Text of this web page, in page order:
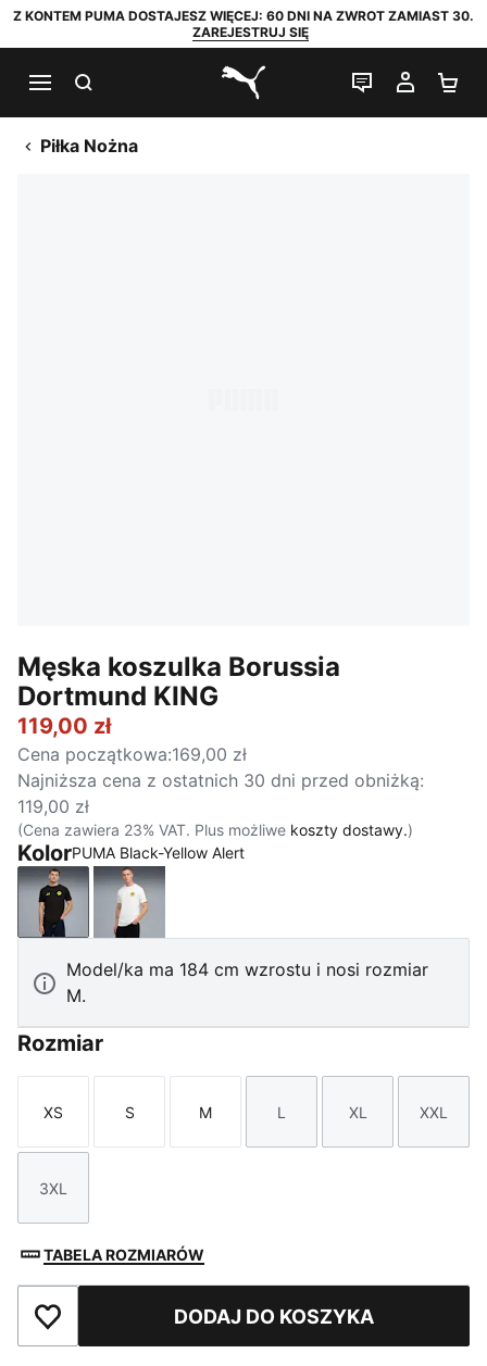
Z KONTEM PUMA DOSTAJESZ WIĘCEJ: 60 DNI NA ZWROT ZAMIAST 30.
ZAREJESTRUJ SIĘ
PUMA.com
CZAT NA
MOJE
Piłka Nożna
Męska koszulka Borussia
Dortmund KING
119,00 zł
Cena początkowa:169,00 zł
Najniższa cena z ostatnich 30 dni przed obniżką:
119,00 zł
(Cena zawiera 23% VAT. Plus możliwe koszty dostawy.)
KolorPUMA Black-Yellow Alert
PUMA Black-Yellow Alert
PUMA White-Yellow Sizzle
Model/ka ma 184 cm wzrostu i nosi rozmiar
M.
Rozmiar
Rozmiar
XS
Rozmiar
S
Rozmiar
M
Rozmiar
L
Rozmiar
XL XXL
Rozmiar
3XL
TABELA ROZMIARÓW
Dodaj do ulubionychDODAJ DO KOSZYKA